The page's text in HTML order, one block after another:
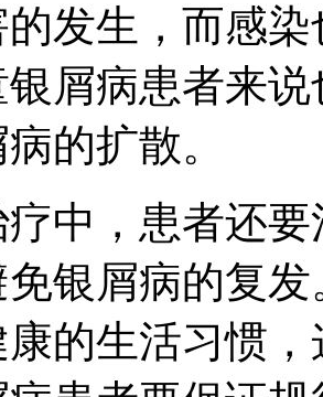
的发生，而感
屑病患者来
的扩散。
中，患者还
银屑病的复
的生活习惯